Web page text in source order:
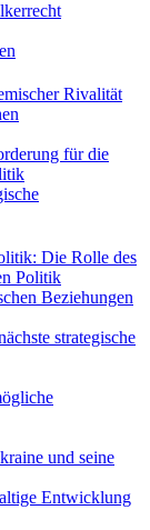
Rivalität
für die
Die Rolle des
Politik
Beziehungen
strategische
und seine
Entwicklung